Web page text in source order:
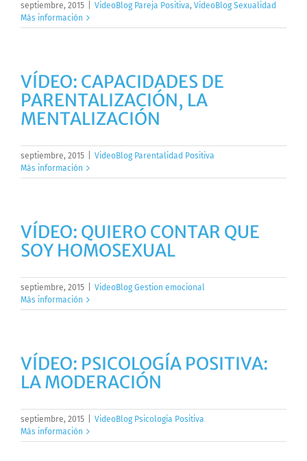
septiembre, 2015 VideoBlog Pareja Positiva, VideoBlog Sexualidad
Más información
VÍDEO: CAPACIDADES DE
PARENTALIZACIÓN, LA
MENTALIZACIÓN
septiembre, 2015
VideoBlog Parentalidad Positiva
Más información
VÍDEO: QUIERO CONTAR QUE
SOY HOMOSEXUAL
septiembre, 2015
VideoBlog Gestion emocional
Más información
VÍDEO: PSICOLOGÍA POSITIVA:
LA MODERACIÓN
septiembre, 2015
VideoBlog Psicologia Positiva
Más información